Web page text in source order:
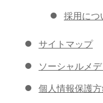
採用につ
サイトマップ
ソーシャルメ
個人情報保護